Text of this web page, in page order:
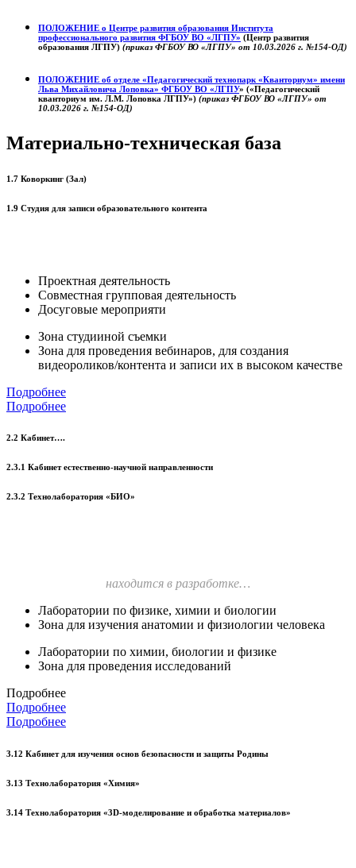
ПОЛОЖЕНИЕ о Центре развития образования Института
профессионального развития ФГБОУ ВО «ЛГПУ» (Центр развития
образования ЛГПУ) (приказ ФГБОУ ВО «ЛГПУ» от 10.03.2026 г. №154-ОД)
ПОЛОЖЕНИЕ об отделе «Педагогический технопарк «Кванториум» имени
Льва Михайловича Лоповка» ФГБОУ ВО «ЛГПУ» («Педагогический
кванториум им. Л.М. Лоповка ЛГПУ») (приказ ФГБОУ ВО «ЛГПУ» от
10.03.2026 г. №154-ОД)
Материально-техническая база
1.7 Коворкинг (Зал)
1.9 Студия для записи образовательного контента
Проектная деятельность
Совместная групповая деятельность
Досуговые мероприяти
Зона студииной съемки
Зона для проведения вебинаров, для создания
видеороликов/контента и записи их в высоком качестве
Подробнее
Подробнее
2.2 Кабинет….
2.3.1 Кабинет естественно-научной направленности
2.3.2 Технолаборатория «БИО»
находится в разработке…
Лаборатории по физике, химии и биологии
Зона для изучения анатомии и физиологии человека
Лаборатории по химии, биологии и физике
Зона для проведения исследований
Подробнее
Подробнее
Подробнее
3.12 Кабинет для изучения основ безопасности и защиты Родины
3.13 Технолаборатория «Химия»
3.14 Технолаборатория «3D-моделирование и обработка материалов»